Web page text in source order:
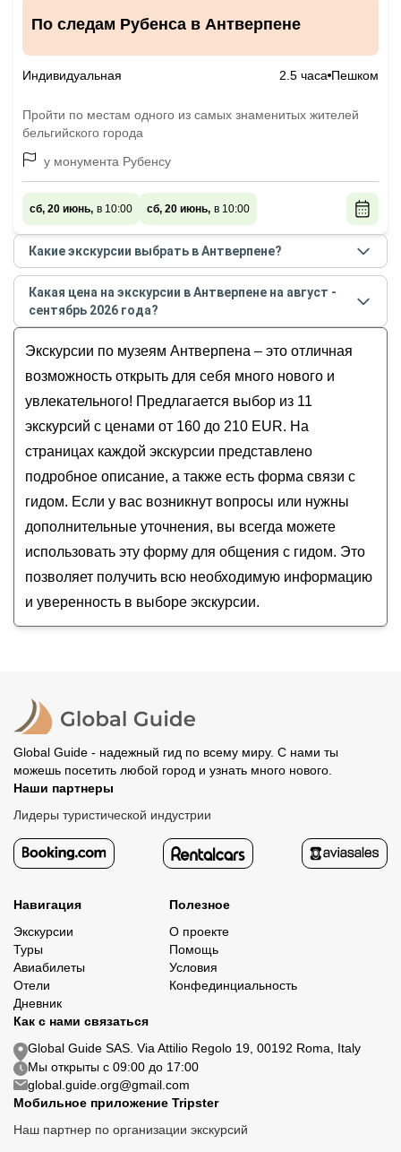
По следам Рубенса в Антверпене
Индивидуальная 2.5 часа Пешком
Пройти по местам одного из самых знаменитых жителей
бельгийского города
у монумента Рубенсу
сб, 20 июнь, в 10:00 сб, 20 июнь, в 10:00
Какие экскурсии выбрать в Антверпене?
Самые популярные экскурсиив Антверпенев
августе - сентябре 2026года:
Добро пожаловать в Антверпен!
Антверпен: свет и тень
Об Антверпене с любовью!
Один день в Антверпене
Завтрак в Антверпене
Какая цена на экскурсии в Антверпене на август -
сентябрь 2026 года?
сентябрь 2026года от 160до 210 EUR
Экскурсии по музеям Антверпена – это отличная
возможность открыть для себя много нового и
увлекательного! Предлагается выбор из 11
экскурсий с ценами от 160 до 210 EUR. На
страницах каждой экскурсии представлено
подробное описание, а также есть форма связи с
гидом. Если у вас возникнут вопросы или нужны
дополнительные уточнения, вы всегда можете
использовать эту форму для общения с гидом. Это
позволяет получить всю необходимую информацию
и уверенность в выборе экскурсии.
Global Guide - надежный гид по всему миру. С нами ты
можешь посетить любой город и узнать много нового.
Наши партнеры
Лидеры туристической индустрии
Навигация
Экскурсии
Туры
Авиабилеты
Отели
Дневник
Полезное
О проекте
Помощь
Условия
Конфединциальность
Как с нами связаться
Global Guide SAS. Via Attilio Regolo 19, 00192 Roma, Italy
Мы открыты с 09:00 до 17:00
global.guide.org@gmail.com
Мобильное приложение Tripster
Наш партнер по организации экскурсий